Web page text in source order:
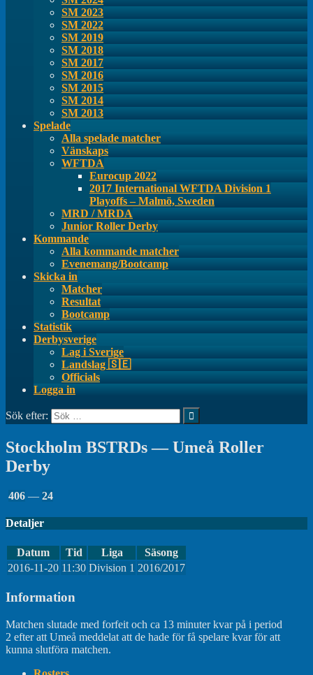
SM 2023
SM 2022
SM 2019
SM 2018
SM 2017
SM 2016
SM 2015
SM 2014
SM 2013
Spelade
Alla spelade matcher
Vänskaps
WFTDA
Eurocup 2022
2017 International WFTDA Division 1
Playoffs – Malmö, Sweden
MRD / MRDA
Junior Roller Derby
Kommande
Alla kommande matcher
Evenemang/Bootcamp
Skicka in
Matcher
Resultat
Bootcamp
Statistik
Derbysverige
Lag i Sverige
Landslag 🇸🇪
Officials
Logga in
Sök efter:
Stockholm BSTRDs — Umeå Roller
Derby
406 — 24
Detaljer
Datum Tid Liga
Säsong
2016-11-20 11:30 Division 1 2016/2017
Information
Matchen slutade med forfeit och ca 13 minuter kvar på i period
2 efter att Umeå meddelat att de hade för få spelare kvar för att
kunna slutföra matchen.